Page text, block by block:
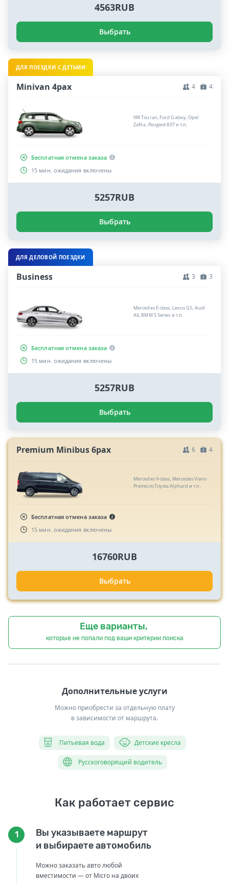
4563RUB
Выбрать
ДЛЯ ПОЕЗДКИ С ДЕТЬМИ
Minivan 4pax 4 4
VW Touran, Ford Galaxy, Opel
Zafira, Peugeot 807 и т.п.
Бесплатная отмена заказа
15 мин. ожидания включены
5257RUB
Выбрать
ДЛЯ ДЕЛОВОЙ ПОЕЗДКИ
Business 3 3
Mercedes E-class, Lexus GS, Audi
A6, BMW 5 Series и т.п.
Бесплатная отмена заказа
15 мин. ожидания включены
5257RUB
Выбрать
Premium Minibus 6pax 6 4
Mercedes V-class, Mercedes Viano
Premium,Toyota Alphard и т.п.
Бесплатная отмена заказа
15 мин. ожидания включены
16760RUB
Выбрать
Еще варианты,
которые не попали под ваши критерии поиска
Дополнительные услуги
Можно приобрести за отдельную плату
в зависимости от маршрута.
Питьевая вода Детские кресла
Русскоговорящий водитель
Как работает сервис
1
Вы указываете маршрут
и выбираете автомобиль
Можно заказать авто любой
вместимости — от Micro на двоих